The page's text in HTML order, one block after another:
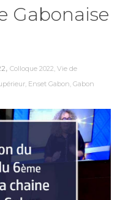
Gabonaise
, Colloque 2022, Vie de
, Enset Gabon, Gabon